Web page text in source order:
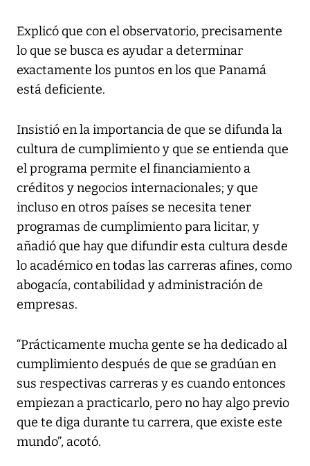
Explicó que con el observatorio, precisamente
lo que se busca es ayudar a determinar
exactamente los puntos en los que Panamá
está deficiente.
Insistió en la importancia de que se difunda la
cultura de cumplimiento y que se entienda que
el programa permite el financiamiento a
créditos y negocios internacionales; y que
incluso en otros países se necesita tener
programas de cumplimiento para licitar, y
añadió que hay que difundir esta cultura desde
lo académico en todas las carreras afines, como
abogacía, contabilidad y administración de
empresas.
“Prácticamente mucha gente se ha dedicado al
cumplimiento después de que se gradúan en
sus respectivas carreras y es cuando entonces
empiezan a practicarlo, pero no hay algo previo
que te diga durante tu carrera, que existe este
mundo”, acotó.